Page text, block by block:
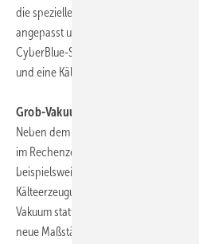
die speziellen Bedürfnisse der
angepasst und zur Serienreife geführt
CyberBlue-Serie sollen künftig über die
und eine Kälteleistung von je 45 kW
Grob-Vakuum erhöht die
Neben dem Verzicht auf chemische
im Rechenzentrumsbetrieb eine ganze
beispielsweise die Gefahr von
Kälteerzeugungsprozess in einem
Vakuum stattfindet. Auch in puncto
neue Maßstäbe: Das Verfahren macht